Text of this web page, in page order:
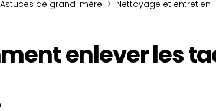
Astuces de grand-mère Nettoyage et entretien
enlever les